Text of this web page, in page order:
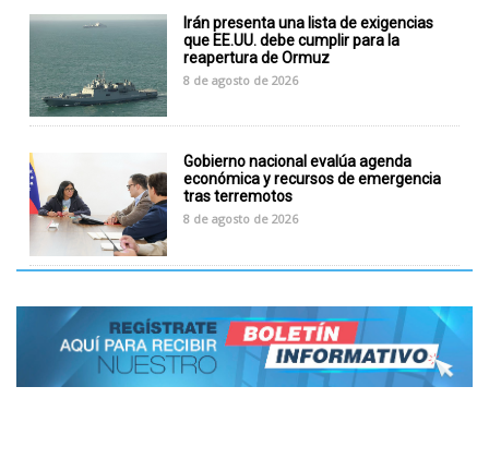
Irán presenta una lista de exigencias
que EE.UU. debe cumplir para la
reapertura de Ormuz
8 de agosto de 2026
Gobierno nacional evalúa agenda
económica y recursos de emergencia
tras terremotos
8 de agosto de 2026